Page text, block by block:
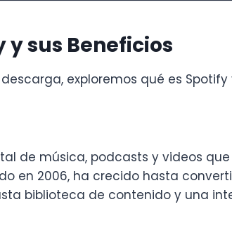
sus Beneficios
exploremos qué es
de música, podcasts y videos
en 2006, ha crecido hasta
biblioteca de contenido y una